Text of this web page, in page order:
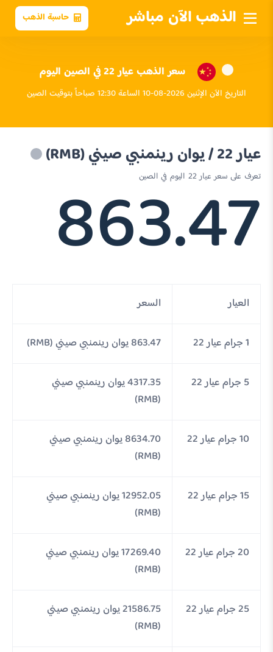
الذهب الآن مباشر حاسبة الذهب
سعر الذهب عيار 22 في الصين اليوم
التاريخ الآن الإثنين 2026-08-10 الساعة 12:30 صباحاً بتوقيت الصين
عيار 22 / يوان رينمنبي صيني (RMB)
تعرف على سعر عيار 22 اليوم في الصين
863.47
العيار السعر
1 جرام عيار 22 863.47 يوان رينمنبي صيني (RMB)
5 جرام عيار 22
4317.35 يوان رينمنبي صيني
(RMB)
10 جرام عيار 22
8634.70 يوان رينمنبي صيني
(RMB)
15 جرام عيار 22
12952.05 يوان رينمنبي صيني
(RMB)
20 جرام عيار 22
17269.40 يوان رينمنبي صيني
(RMB)
25 جرام عيار 22
21586.75 يوان رينمنبي صيني
(RMB)